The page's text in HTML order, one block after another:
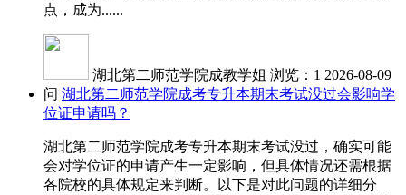
点，成为......
湖北第二师范学院成教学姐 浏览：1 2026-08-09
问 湖北第二师范学院成考专升本期末考试没过会影响学
位证申请吗？
湖北第二师范学院成考专升本期末考试没过，确实可能
会对学位证的申请产生一定影响，但具体情况还需根据
各院校的具体规定来判断。以下是对此问题的详细分